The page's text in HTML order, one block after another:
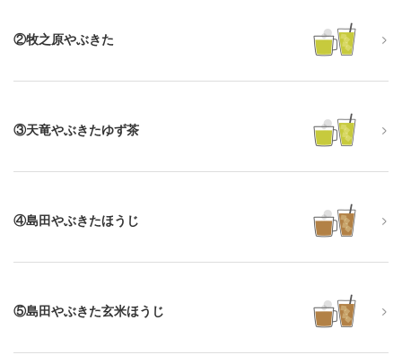
②牧之原やぶきた
③天竜やぶきたゆず茶
④島田やぶきたほうじ
⑤島田やぶきた玄米ほうじ